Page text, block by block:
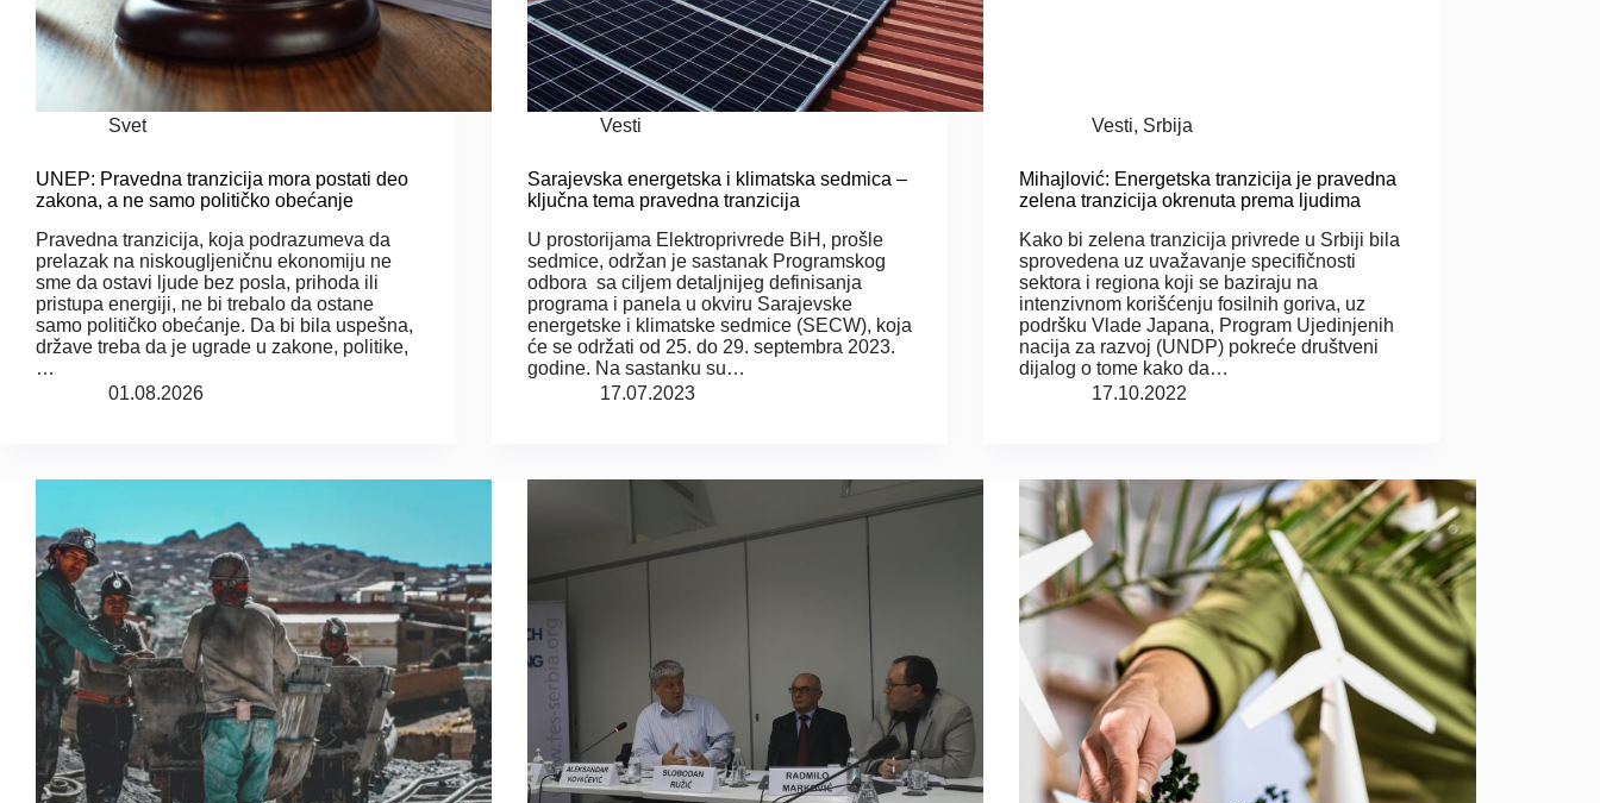
Svet
UNEP: Pravedna tranzicija mora postati deo
zakona, a ne samo političko obećanje
Pravedna tranzicija, koja podrazumeva da
prelazak na niskougljeničnu ekonomiju ne
sme da ostavi ljude bez posla, prihoda ili
pristupa energiji, ne bi trebalo da ostane
samo političko obećanje. Da bi bila uspešna,
države treba da je ugrade u zakone, politike,
…
01.08.2026
Vesti
Sarajevska energetska i klimatska sedmica –
ključna tema pravedna tranzicija
U prostorijama Elektroprivrede BiH, prošle
sedmice, održan je sastanak Programskog
odbora sa ciljem detaljnijeg definisanja
programa i panela u okviru Sarajevske
energetske i klimatske sedmice (SECW), koja
će se održati od 25. do 29. septembra 2023.
godine. Na sastanku su…
17.07.2023
Vesti, Srbija
Mihajlović: Energetska tranzicija je pravedna
zelena tranzicija okrenuta prema ljudima
Kako bi zelena tranzicija privrede u Srbiji bila
sprovedena uz uvažavanje specifičnosti
sektora i regiona koji se baziraju na
intenzivnom korišćenju fosilnih goriva, uz
podršku Vlade Japana, Program Ujedinjenih
nacija za razvoj (UNDP) pokreće društveni
dijalog o tome kako da…
17.10.2022